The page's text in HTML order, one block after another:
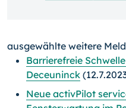
ausgewählte weitere
Barrierefreie
Deceuninck
Neue activPilot